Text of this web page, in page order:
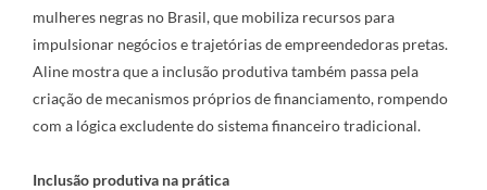
mulheres negras no Brasil, que mobiliza recursos para
impulsionar negócios e trajetórias de empreendedoras pretas.
Aline mostra que a inclusão produtiva também passa pela
criação de mecanismos próprios de financiamento, rompendo
com a lógica excludente do sistema financeiro tradicional.
Inclusão produtiva na prática